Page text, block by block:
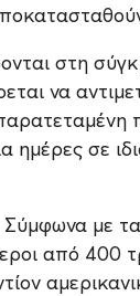
στη
να
σε
με τα
από 400